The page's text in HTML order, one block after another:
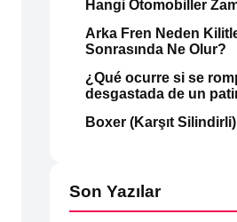
Hangi Otomobiller
Arka Fren Neden
Sonrasında Ne Olur?
¿Qué ocurre si se
desgastada de un
Boxer (Karşıt
Son Yazılar